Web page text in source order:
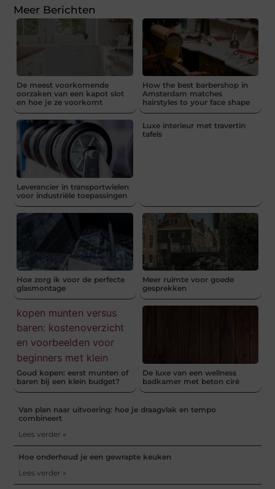
Meer Berichten
De meest voorkomende
oorzaken van een kapot slot
en hoe je ze voorkomt
How the best barbershop in
Amsterdam matches
hairstyles to your face shape
Leverancier in transportwielen
voor industriële toepassingen
Luxe interieur met travertin
tafels
Hoe zorg ik voor de perfecte
glasmontage
Meer ruimte voor goede
gesprekken
Goud kopen: eerst munten of
baren bij een klein budget?
De luxe van een wellness
badkamer met beton ciré
Van plan naar uitvoering: hoe je draagvlak en tempo
combineert
Lees verder »
Hoe onderhoud je een gewrapte keuken
Lees verder »